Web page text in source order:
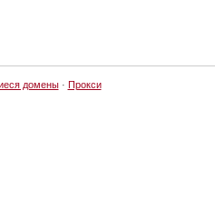
домены· Прокси